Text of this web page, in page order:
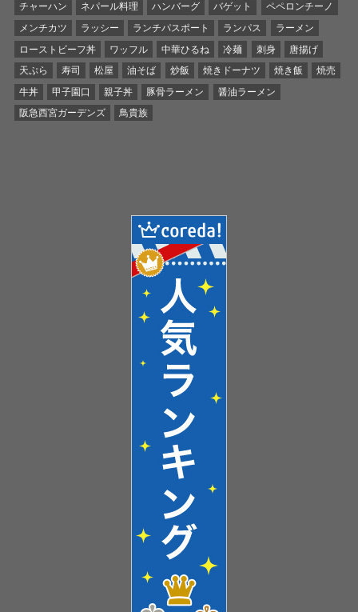
チャーハン
ネパール料理 ハンバーグ バゲット
ペペロンチーノ
メンチカツ
ラッシー ランチパスポート ランパス
ラーメン
ローストビーフ丼
ワッフル 中華ひるね 冷麺 刺身
唐揚げ
天ぷら
寿司 松屋 油そば 炒飯 焼きドーナツ 焼き飯
焼売
牛丼
甲子園口 親子丼 豚骨ラーメン
醤油ラーメン
阪急西宮ガーデンズ
鳥貴族